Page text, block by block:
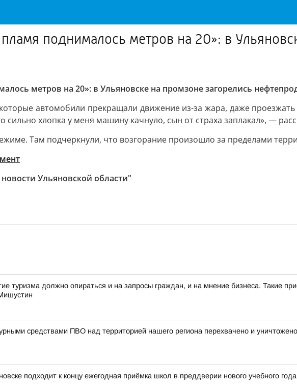
поднималось метров на 20»: в
метров на 20»: в Ульяновске на промзоне загорелись
автомобили прекращали движение из-за жара, даже
хлопка у меня машину качнуло, сын от страха заплакал», —
Там подчеркнули, что возгорание произошло за пределами
Ульяновской области"
туризма должно опираться и на запросы граждан, и на мнение бизнеса. Такие
средствами ПВО над территорией нашего региона перехвачено и
подходит к концу ежегодная приёмка школ в преддверии нового учебного года